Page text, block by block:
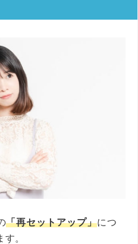
「再セットアップ」につ
。